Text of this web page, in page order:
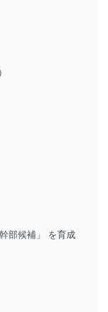
部候補」 を育成